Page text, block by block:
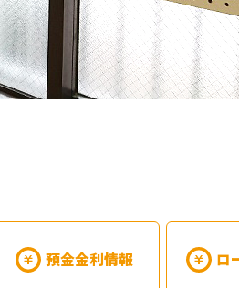
預金金利情報 ロ